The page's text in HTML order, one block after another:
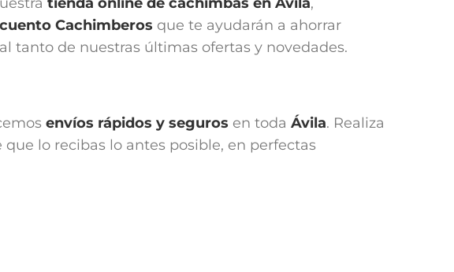
tienda online de cachimbas en Ávila,
Cachimberos que te ayudarán a ahorrar
tanto de nuestras últimas ofertas y novedades.
envíos rápidos y seguros en toda Ávila. Realiza
lo recibas lo antes posible, en perfectas